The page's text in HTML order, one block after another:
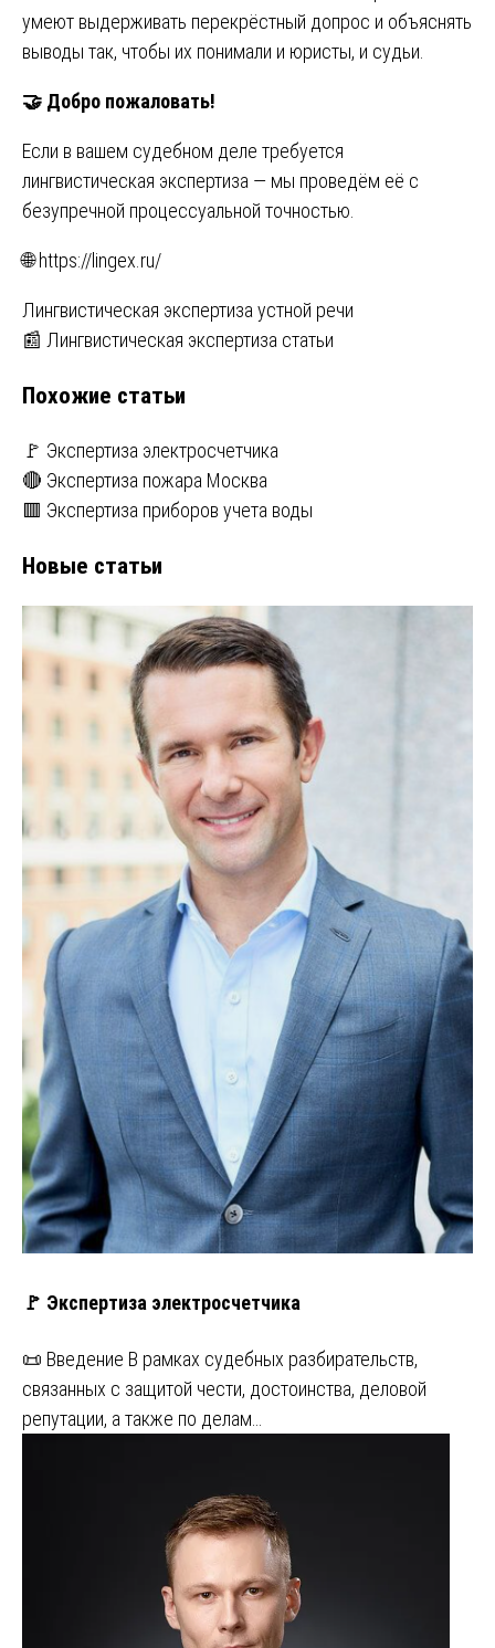
умеют выдерживать перекрёстный допрос и объяснять
выводы так, чтобы их понимали и юристы, и судьи.
🤝 Добро пожаловать!
Если в вашем судебном деле требуется
лингвистическая экспертиза — мы проведём её с
безупречной процессуальной точностью.
🌐 https://lingex.ru/
Навигация
по
записям
Лингвистическая экспертиза устной речи
📰 Лингвистическая экспертиза статьи
Похожие статьи
🚩 Экспертиза электросчетчика
🔴 Экспертиза пожара Москва
🟥 Экспертиза приборов учета воды
Новые статьи
🚩 Экспертиза электросчетчика
📜 Введение В рамках судебных разбирательств,
связанных с защитой чести, достоинства, деловой
репутации, а также по делам…